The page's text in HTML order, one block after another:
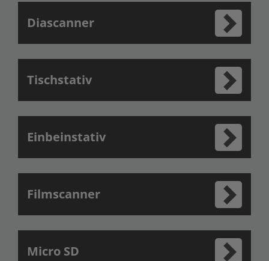
Diascanner
Tischstativ
Einbeinstativ
Filmscanner
Micro SD